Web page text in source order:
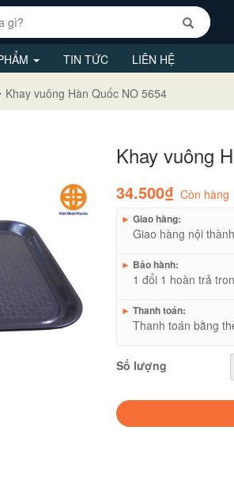
TIN TỨC LIÊN HỆ
Khay vuông Hàn Quốc NO 5654
Khay vuông
34.500₫ Còn hàng
► Giao hàng:
Giao hàng nội
► Bảo hành:
1 đổi 1 hoàn trả
► Thanh toán:
Thanh toán bằng
Số lượng